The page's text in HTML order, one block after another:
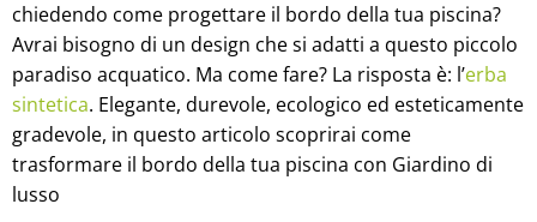
chiedendo come progettare il bordo della tua piscina?
Avrai bisogno di un design che si adatti a questo piccolo
paradiso acquatico. Ma come fare? La risposta è: l’erba
sintetica. Elegante, durevole, ecologico ed esteticamente
gradevole, in questo articolo scoprirai come
trasformare il bordo della tua piscina con Giardino di
lusso